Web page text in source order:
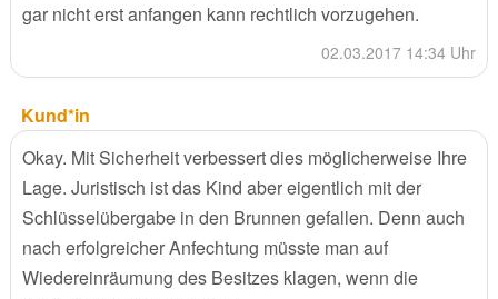
gar nicht erst anfangen kann rechtlich vorzugehen.
02.03.2017 14:34 Uhr
Kund*in
Okay. Mit Sicherheit verbessert dies möglicherweise Ihre
Lage. Juristisch ist das Kind aber eigentlich mit der
Schlüsselübergabe in den Brunnen gefallen. Denn auch
nach erfolgreicher Anfechtung müsste man auf
Wiedereinräumung des Besitzes klagen, wenn die